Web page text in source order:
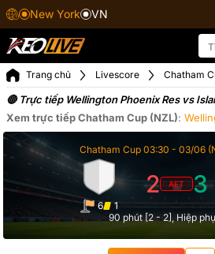
New York VN
Trang chủ Livescore Chatham
🔴 Trực tiếp Wellington Phoenix Res vs
Gia New Zealand (03-06-2026)
Xem trực tiếpChatham Cup (NZL):
Chatham Cup 03:30 - 03/06
6 1
2 AET 3
90 phút [2 - 2], Hiệp